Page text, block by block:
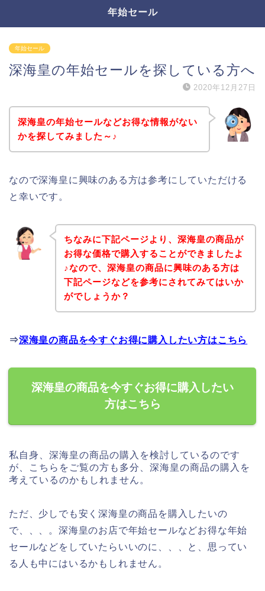
年始セール
年始セール
深海皇の年始セールを探している方へ
2020年12月27日
深海皇の年始セールなどお得な情報がない
かを探してみました～♪
なので深海皇に興味のある方は参考にしていただける
と幸いです。
ちなみに下記ページより、深海皇の商品が
お得な価格で購入することができましたよ
♪なので、深海皇の商品に興味のある方は
下記ページなどを参考にされてみてはいか
がでしょうか？
⇒深海皇の商品を今すぐお得に購入したい方はこちら
深海皇の商品を今すぐお得に購入したい
方はこちら
私自身、深海皇の商品の購入を検討しているのです
が、こちらをご覧の方も多分、深海皇の商品の購入を
考えているのかもしれません。
ただ、少しでも安く深海皇の商品を購入したいの
で、、、。深海皇のお店で年始セールなどお得な年始
セールなどをしていたらいいのに、、、と、思ってい
る人も中にはいるかもしれません。